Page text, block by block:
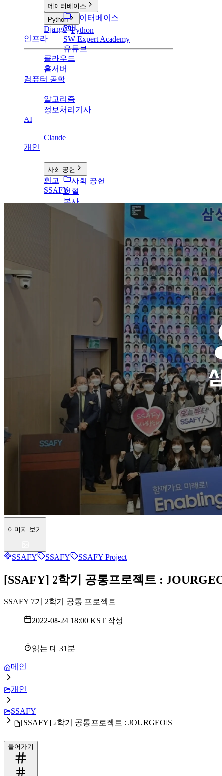
데이터베이스
데이터베이스
SQL
Python
Python
SW Expert Academy
유튜브
Django
인프라
클라우드
홈서버
컴퓨터 공학
알고리즘
정보처리기사
AI
Claude
개인
사회 공헌
사회 공헌
헌혈
봉사
회고
SSAFY
이미지 보기
SSAFY SSAFY SSAFY Project
[SSAFY] 2학기 공통프로젝트 :
SSAFY 7기 2학기 공통 프로젝트
2022-08-24 18:00 KST 작성
읽는 데 31분
메인
개인
SSAFY
[SSAFY] 2학기 공통프로젝트 : JOURGEOIS
들어가기